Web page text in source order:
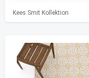
cm
Kees Smit Kollektion